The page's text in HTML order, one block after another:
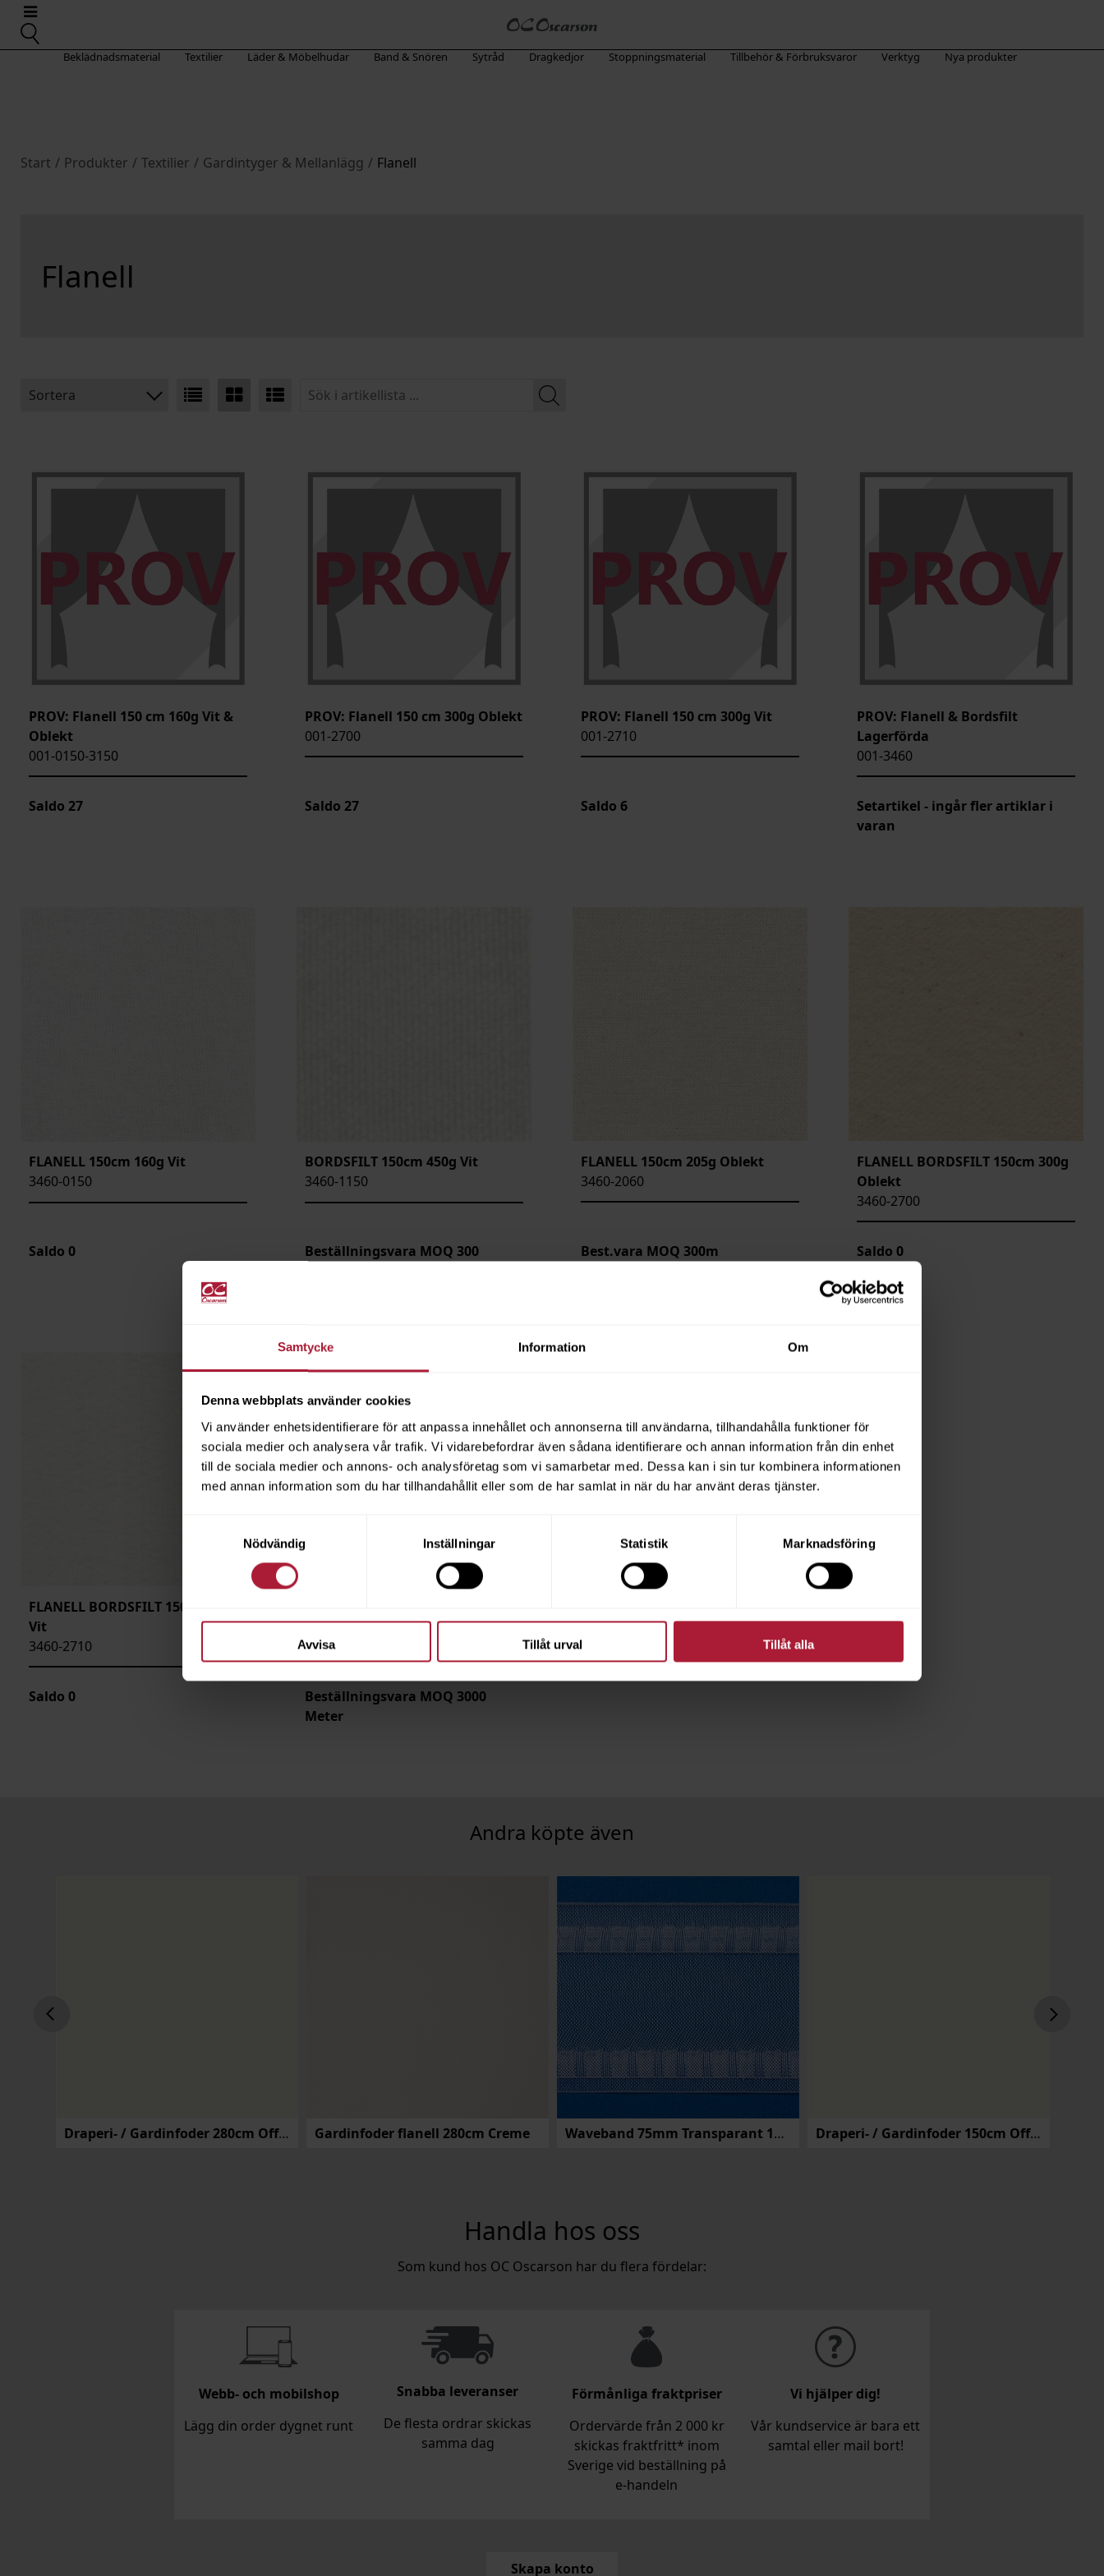
Samtycke Information Om
Denna webbplats använder cookies
Vi använder enhetsidentifierare för att anpassa innehållet och annonserna till användarna, tillhandahålla funktioner för
sociala medier och analysera vår trafik. Vi vidarebefordrar även sådana identifierare och annan information från din enhet
till de sociala medier och annons- och analysföretag som vi samarbetar med. Dessa kan i sin tur kombinera informationen
med annan information som du har tillhandahållit eller som de har samlat in när du har använt deras tjänster.
Nödvändig
Inställningar Statistik Marknadsföring
Avvisa Tillåt urval Tillåt alla
Beklädnadsmaterial Textilier Läder & Möbelhudar Band & Snören Sytråd Dragkedjor Stoppningsmaterial Tillbehör & Förbruksvaror Verktyg Nya produkter
Start / Produkter / Textilier / Gardintyger & Mellanlägg / Flanell
Flanell
Sortera
BREDD
PROV: Flanell 150 cm 160g Vit &
Oblekt
001-0150-3150
Saldo 27
PROV: Flanell 150 cm 300g Oblekt
001-2700
Saldo 27
PROV: Flanell 150 cm 300g Vit
001-2710
Saldo 6
PROV: Flanell & Bordsfilt
Lagerförda
001-3460
Setartikel - ingår fler artiklar i
varan
FLANELL 150cm 160g Vit
3460-0150
Saldo 0
BORDSFILT 150cm 450g Vit
3460-1150
Beställningsvara MOQ 300
FLANELL 150cm 205g Oblekt
3460-2060
Best.vara MOQ 300m
FLANELL BORDSFILT 150cm 300g
Oblekt
3460-2700
Saldo 0
FLANELL BORDSFILT 150cm 300g
Vit
3460-2710
Saldo 0
3460-3150
Beställningsvara MOQ 3000
Meter
Draperi- / Gardinfoder 280cm Offwhite Gardinfoder flanell 280cm Creme Waveband 75mm Transparant 100m Draperi- / Gardinfoder 150cm Offwhite
Handla hos oss
Som kund hos OC Oscarson har du flera fördelar:
Webb- och mobilshop
Lägg din order dygnet runt
Snabba leveranser
De flesta ordrar skickas
samma dag
Förmånliga fraktpriser
Ordervärde från 2 000 kr
skickas fraktfritt* inom
Sverige vid beställning på
e‑handeln
Vi hjälper dig!
Vår kundservice är bara ett
samtal eller mail bort!
Skapa konto